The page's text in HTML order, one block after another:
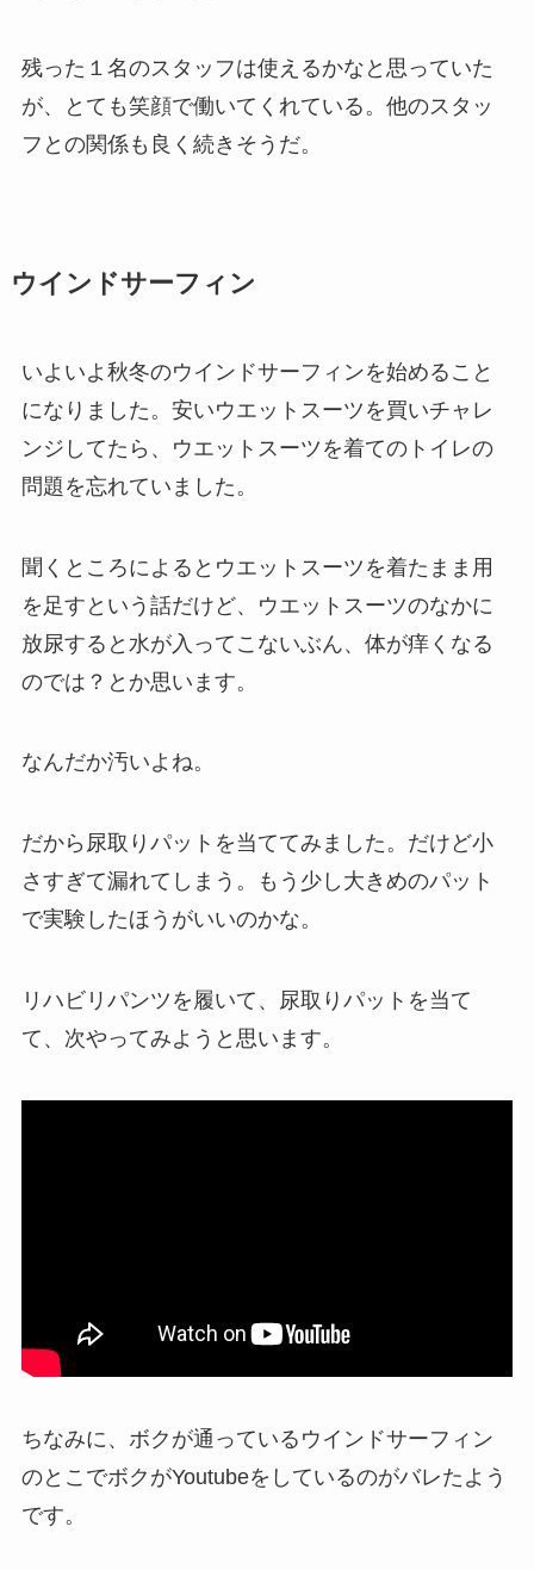
残った１名のスタッフは使えるかなと思っていた
が、とても笑顔で働いてくれている。他のスタッ
フとの関係も良く続きそうだ。
ウインドサーフィン
いよいよ秋冬のウインドサーフィンを始めること
になりました。安いウエットスーツを買いチャレ
ンジしてたら、ウエットスーツを着てのトイレの
問題を忘れていました。
聞くところによるとウエットスーツを着たまま用
を足すという話だけど、ウエットスーツのなかに
放尿すると水が入ってこないぶん、体が痒くなる
のでは？とか思います。
なんだか汚いよね。
だから尿取りパットを当ててみました。だけど小
さすぎて漏れてしまう。もう少し大きめのパット
で実験したほうがいいのかな。
リハビリパンツを履いて、尿取りパットを当て
て、次やってみようと思います。
ちなみに、ボクが通っているウインドサーフィン
のとこでボクがYoutubeをしているのがバレたよう
です。